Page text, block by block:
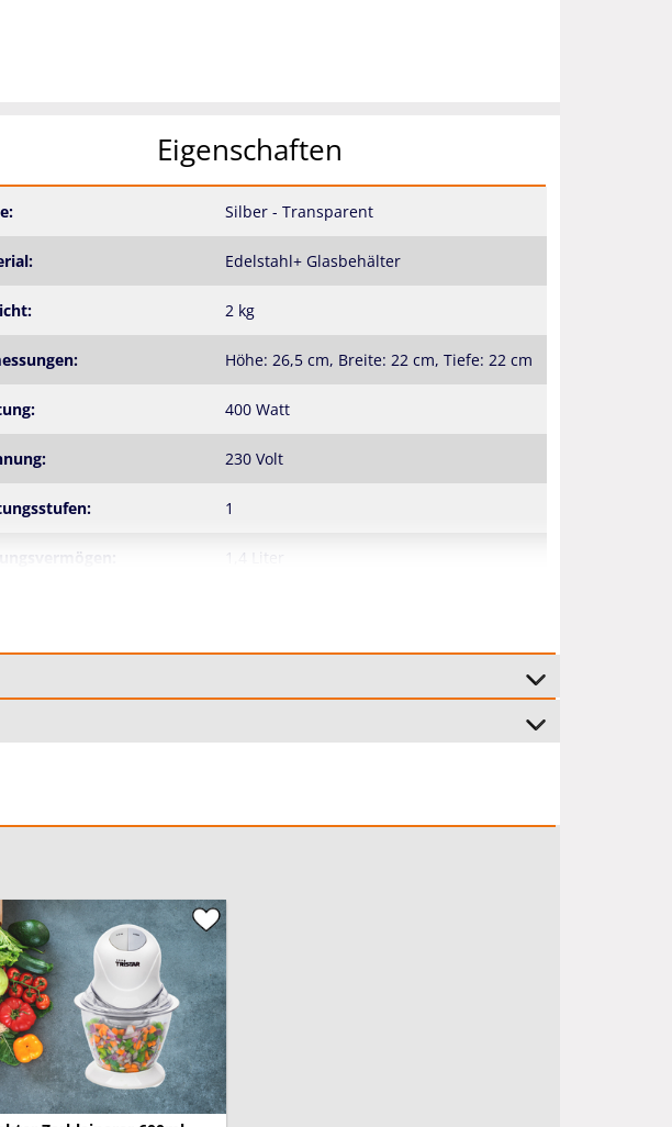
Eigenschaften
Silber - Transparent
Edelstahl+ Glasbehälter
2 kg
Höhe: 26,5 cm, Breite: 22 cm, Tiefe: 22 cm
400 Watt
230 Volt
1
1,4 Liter
4 Edelstahl Klingen
geeignet zum Zerkleinern von Eis
24 Monate